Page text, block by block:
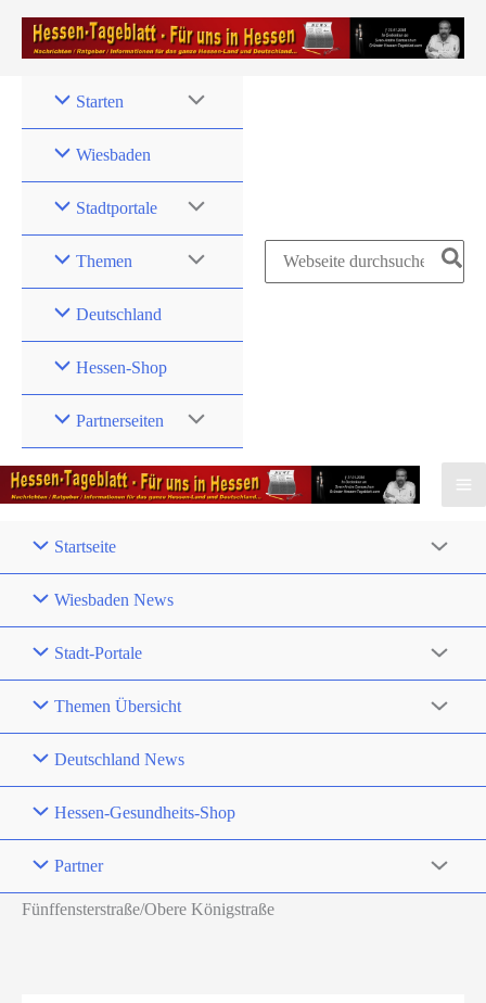
Zum
Inhalt
Starten
Wiesbaden
Stadtportale
Themen
Deutschland
Hessen-Shop
Partnerseiten
Search
Startseite
Wiesbaden News
Stadt-Portale
Themen Übersicht
Deutschland News
Hessen-Gesundheits-Shop
Partner
Fünffensterstraße/Obere Königstraße